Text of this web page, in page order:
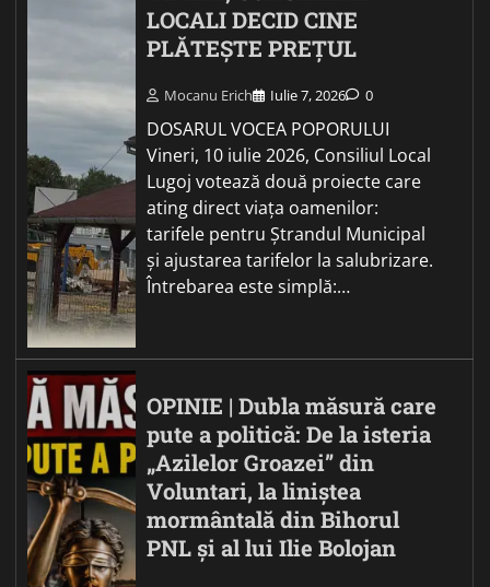
LOCALI DECID CINE
PLĂTEȘTE PREȚUL
Mocanu Erich Iulie 7, 2026 0
DOSARUL VOCEA POPORULUI
Vineri, 10 iulie 2026, Consiliul Local
Lugoj votează două proiecte care
ating direct viața oamenilor:
tarifele pentru Ștrandul Municipal
și ajustarea tarifelor la salubrizare.
Întrebarea este simplă:…
OPINIE | Dubla măsură care
pute a politică: De la isteria
„Azilelor Groazei” din
Voluntari, la liniștea
mormântală din Bihorul
PNL și al lui Ilie Bolojan